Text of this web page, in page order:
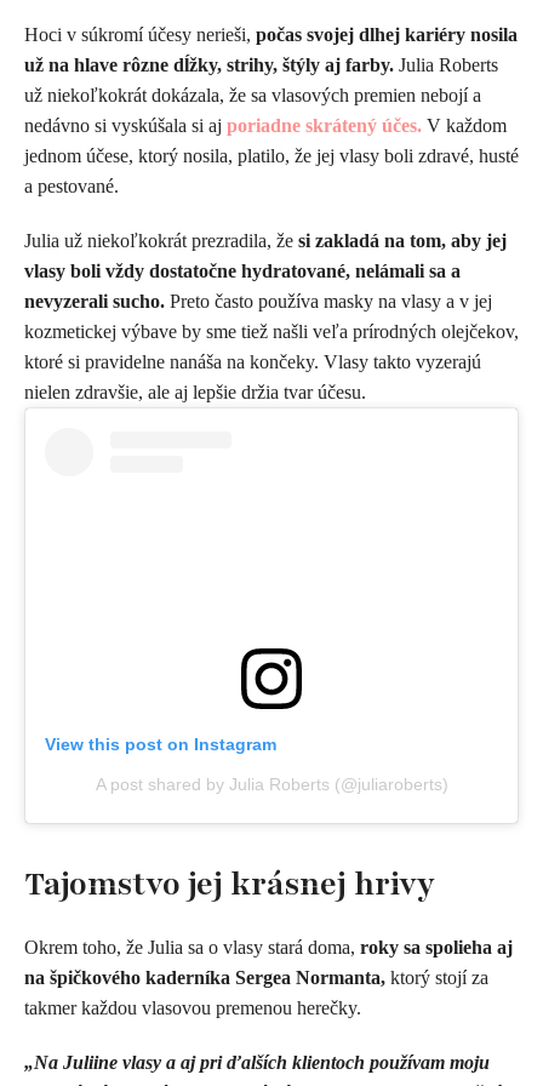
Hoci v súkromí účesy nerieši, počas svojej dlhej kariéry nosila
už na hlave rôzne dĺžky, strihy, štýly aj farby. Julia Roberts
už niekoľkokrát dokázala, že sa vlasových premien nebojí a
nedávno si vyskúšala si aj poriadne skrátený účes. V každom
jednom účese, ktorý nosila, platilo, že jej vlasy boli zdravé, husté
a pestované.
Julia už niekoľkokrát prezradila, že si zakladá na tom, aby jej
vlasy boli vždy dostatočne hydratované, nelámali sa a
nevyzerali sucho. Preto často používa masky na vlasy a v jej
kozmetickej výbave by sme tiež našli veľa prírodných olejčekov,
ktoré si pravidelne nanáša na končeky. Vlasy takto vyzerajú
nielen zdravšie, ale aj lepšie držia tvar účesu.
View this post on Instagram
A post shared by Julia Roberts (@juliaroberts)
Tajomstvo jej krásnej hrivy
Okrem toho, že Julia sa o vlasy stará doma, roky sa spolieha aj
na špičkového kaderníka Sergea Normanta, ktorý stojí za
takmer každou vlasovou premenou herečky.
„Na Juliine vlasy a aj pri ďalších klientoch používam moju